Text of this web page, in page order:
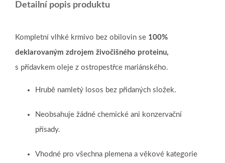
Detailní popis produktu
Kompletní vlhké krmivo bez obilovin se 100%
deklarovaným zdrojem živočišného proteinu,
s přídavkem oleje z ostropestřce mariánského.
Hrubě namletý losos bez přidaných složek.
Neobsahuje žádné chemické ani konzervační
přísady.
Vhodné pro všechna plemena a věkové kategorie